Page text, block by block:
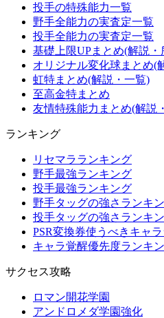
投手の特殊能力一覧
野手全能力の実査定一覧
投手全能力の実査定一覧
基礎上限UPまとめ(解説・
オリジナル変化球まとめ(
虹特まとめ(解説・一覧)
至高金特まとめ
友情特殊能力まとめ(解説
ランキング
リセマラランキング
野手最強ランキング
投手最強ランキング
野手タッグの強さランキ
投手タッグの強さランキ
PSR変換券使うべきキャ
キャラ覚醒優先度ランキ
サクセス攻略
ロマン開花学園
アンドロメダ学園強化